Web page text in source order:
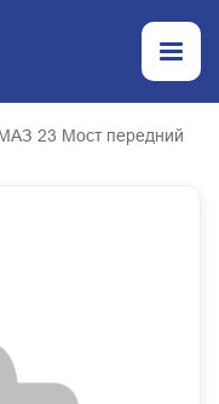
23 Мост передний